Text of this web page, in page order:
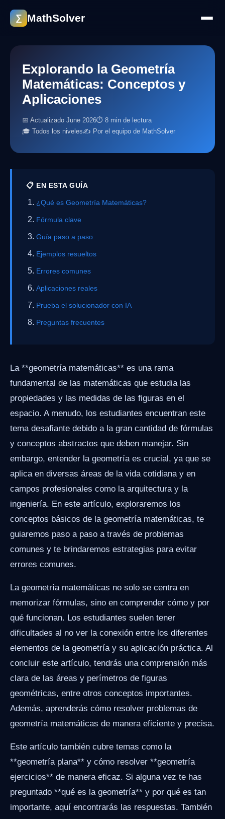
∑ MathSolver
Explorando la Geometría
Matemáticas: Conceptos y
Aplicaciones
📅 Actualizado June 2026⏱ 8 min de lectura
🎓 Todos los niveles✍️ Por el equipo de MathSolver
📋 EN ESTA GUÍA
¿Qué es Geometría Matemáticas?
Fórmula clave
Guía paso a paso
Ejemplos resueltos
Errores comunes
Aplicaciones reales
Prueba el solucionador con IA
Preguntas frecuentes
La **geometría matemáticas** es una rama
fundamental de las matemáticas que estudia las
propiedades y las medidas de las figuras en el
espacio. A menudo, los estudiantes encuentran este
tema desafiante debido a la gran cantidad de fórmulas
y conceptos abstractos que deben manejar. Sin
embargo, entender la geometría es crucial, ya que se
aplica en diversas áreas de la vida cotidiana y en
campos profesionales como la arquitectura y la
ingeniería. En este artículo, exploraremos los
conceptos básicos de la geometría matemáticas, te
guiaremos paso a paso a través de problemas
comunes y te brindaremos estrategias para evitar
errores comunes.
La geometría matemáticas no solo se centra en
memorizar fórmulas, sino en comprender cómo y por
qué funcionan. Los estudiantes suelen tener
dificultades al no ver la conexión entre los diferentes
elementos de la geometría y su aplicación práctica. Al
concluir este artículo, tendrás una comprensión más
clara de las áreas y perímetros de figuras
geométricas, entre otros conceptos importantes.
Además, aprenderás cómo resolver problemas de
geometría matemáticas de manera eficiente y precisa.
Este artículo también cubre temas como la
**geometría plana** y cómo resolver **geometría
ejercicios** de manera eficaz. Si alguna vez te has
preguntado **qué es la geometría** y por qué es tan
importante, aquí encontrarás las respuestas. También